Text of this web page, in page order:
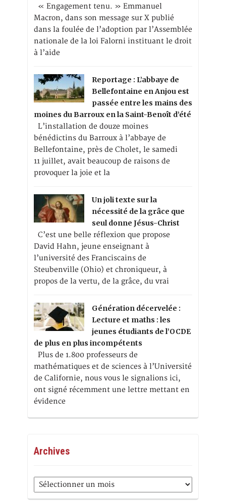
« Engagement tenu. » Emmanuel
Macron, dans son message sur X publié
dans la foulée de l’adoption par l’Assemblée
nationale de la loi Falorni instituant le droit
à l’aide
Reportage : L’abbaye de
Bellefontaine en Anjou est
passée entre les mains des
moines du Barroux en la Saint-Benoît d’été
L’installation de douze moines
bénédictins du Barroux à l’abbaye de
Bellefontaine, près de Cholet, le samedi
11 juillet, avait beaucoup de raisons de
provoquer la joie et la
Un joli texte sur la
nécessité de la grâce que
seul donne Jésus-Christ
C’est une belle réflexion que propose
David Hahn, jeune enseignant à
l’université des Franciscains de
Steubenville (Ohio) et chroniqueur, à
propos de la vertu, de la grâce, du vrai
Génération décervelée :
Lecture et maths : les
jeunes étudiants de l’OCDE
de plus en plus incompétents
Plus de 1.800 professeurs de
mathématiques et de sciences à l’Université
de Californie, nous vous le signalions ici,
ont signé récemment une lettre mettant en
évidence
Archives
Archives